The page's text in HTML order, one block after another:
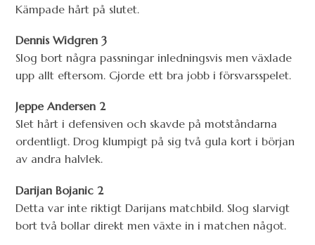
Kämpade hårt på slutet.
Dennis Widgren 3
Slog bort några passningar inledningsvis men växlade
upp allt eftersom. Gjorde ett bra jobb i försvarsspelet.
Jeppe Andersen 2
Slet hårt i defensiven och skavde på motståndarna
ordentligt. Drog klumpigt på sig två gula kort i början
av andra halvlek.
Darijan Bojanic 2
Detta var inte riktigt Darijans matchbild. Slog slarvigt
bort två bollar direkt men växte in i matchen något.